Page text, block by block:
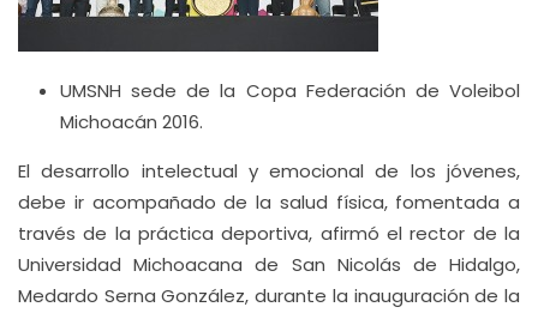
UMSNH sede de la Copa Federación de Voleibol
Michoacán 2016.
El desarrollo intelectual y emocional de los jóvenes,
debe ir acompañado de la salud física, fomentada a
través de la práctica deportiva, afirmó el rector de la
Universidad Michoacana de San Nicolás de Hidalgo,
Medardo Serna González, durante la inauguración de la